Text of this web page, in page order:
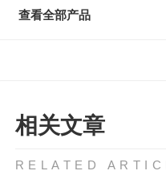
查看全部产品
相关文章
RELATED